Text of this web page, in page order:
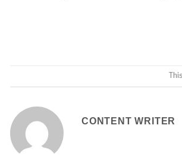
CONTENT WRITER